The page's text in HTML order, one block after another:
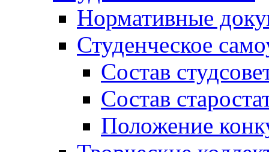
Нормативные
Студенческое
Состав
Состав
Положение